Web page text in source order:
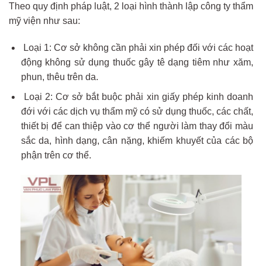
Theo quy định pháp luật, 2 loại hình thành lập công ty thẩm
mỹ viện như sau:
Loại 1: Cơ sở không cần phải xin phép đối với các hoạt
động không sử dụng thuốc gây tê dạng tiêm như xăm,
phun, thêu trên da.
Loại 2: Cơ sở bắt buộc phải xin giấy phép kinh doanh
đới với các dịch vụ thẩm mỹ có sử dụng thuốc, các chất,
thiết bị để can thiệp vào cơ thể người làm thay đổi màu
sắc da, hình dạng, cân nặng, khiếm khuyết của các bộ
phận trên cơ thể.